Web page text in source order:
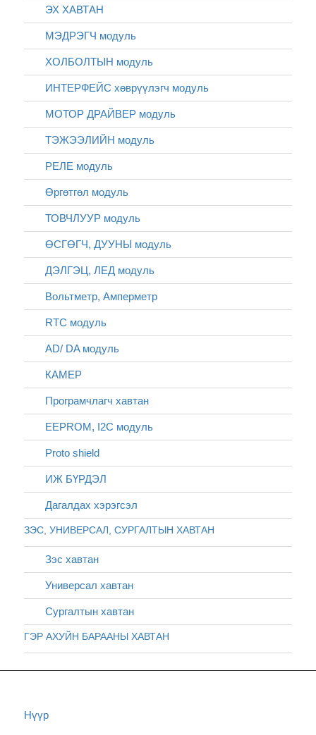
ЭХ ХАВТАН
МЭДРЭГЧ модуль
ХОЛБОЛТЫН модуль
ИНТЕРФЕЙС хөврүүлэгч модуль
МОТОР ДРАЙВЕР модуль
ТЭЖЭЭЛИЙН модуль
РЕЛЕ модуль
Өргөтгөл модуль
ТОВЧЛУУР модуль
ӨСГӨГЧ, ДУУНЫ модуль
ДЭЛГЭЦ, ЛЕД модуль
Вольтметр, Амперметр
RTC модуль
AD/ DA модуль
КАМЕР
Програмчлагч хавтан
EEPROM, I2C модуль
Proto shield
ИЖ БҮРДЭЛ
Дагалдах хэрэгсэл
ЗЭС, УНИВЕРСАЛ, СУРГАЛТЫН ХАВТАН
Зэс хавтан
Универсал хавтан
Сургалтын хавтан
ГЭР АХУЙН БАРААНЫ ХАВТАН
Нүүр